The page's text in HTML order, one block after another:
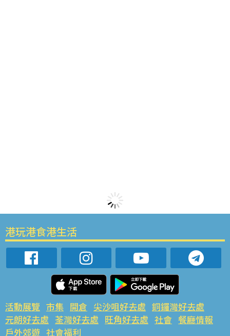
港玩港食港生活
活動展覽 市集 開倉 尖沙咀好去處 銅鑼灣好去處
元朗好去處 荃灣好去處 旺角好去處 社會 餐廳情報
戶外郊遊 社會福利